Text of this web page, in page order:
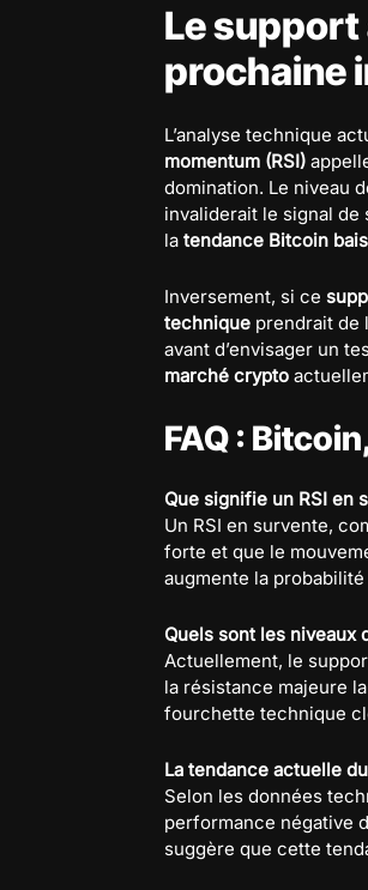
Le support
prochaine
L’analyse technique
momentum (RSI)
domination. Le niveau
invaliderait le signal
la tendance Bitcoin
Inversement, si ce
technique prendrait de
avant d’envisager un
marché crypto
FAQ :
Que signifie un RSI en
Un RSI en survente,
forte et que le
augmente la
Quels sont les niveaux
Actuellement, le
la résistance majeure
fourchette technique
La tendance actuelle
Selon les données
performance négative
suggère que cette